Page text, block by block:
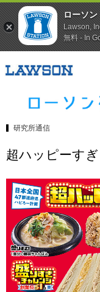
研究所通信
超ハッピーす
ローソン
Lawson,
無料 - In